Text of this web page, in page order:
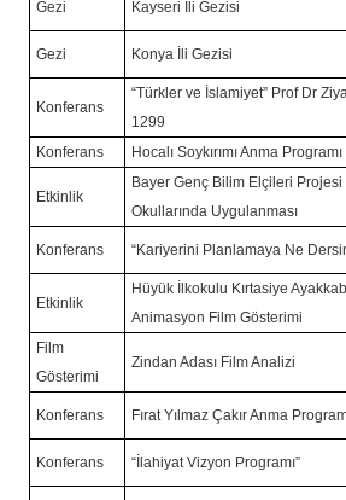
Gezi Kayseri İli Gezisi
Gezi Konya İli Gezisi
Konferans
“Türkler ve İslamiyet” Prof Dr
1299
Konferans Hocalı Soykırımı Anma Programı
Etkinlik
Bayer Genç Bilim Elçileri
Okullarında Uygulanması
Konferans “Kariyerini Planlamaya Ne
Etkinlik
Hüyük İlkokulu Kırtasiye
Animasyon Film Gösterimi
Film
Gösterimi
Zindan Adası Film Analizi
Konferans Fırat Yılmaz Çakır Anma
Konferans “İlahiyat Vizyon Programı”